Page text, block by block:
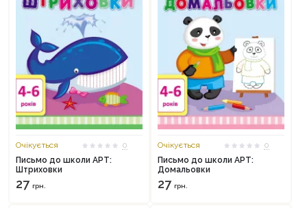
Очікується
0
Письмо до школи АРТ:
Штриховки
27 грн.
Очікується
0
Письмо до школи АРТ:
Домальовки
27 грн.